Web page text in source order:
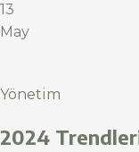
13
May
Yönetim
2024